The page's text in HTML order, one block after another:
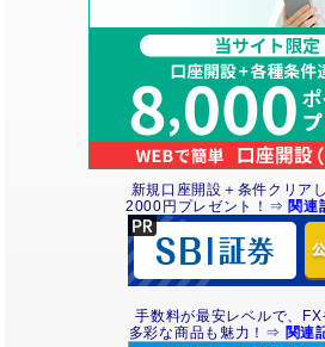
新規口座開設＋条件クリア
2000円 プレゼント ！⇒ 関連
手数料が最安レベルで、
多彩な商品も魅力！⇒ 関連